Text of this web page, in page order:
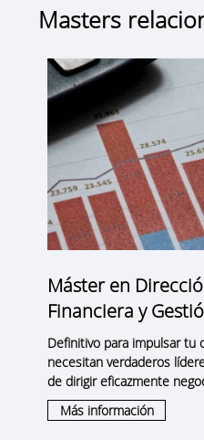
Masters
Máster en
Financiera y
Definitivo para impulsar tu
necesitan verdaderos
de dirigir eficazmente
Más información